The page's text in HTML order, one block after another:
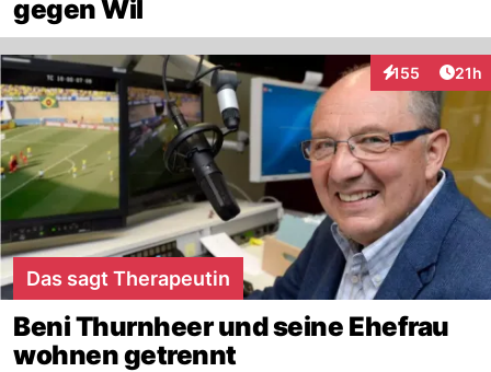
gegen Wil
155
Interaktionen
21h
Das sagt Therapeutin
Beni Thurnheer und seine Ehefrau
wohnen getrennt